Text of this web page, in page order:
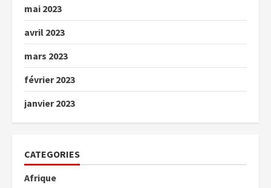
mai 2023
avril 2023
mars 2023
février 2023
janvier 2023
CATEGORIES
Afrique